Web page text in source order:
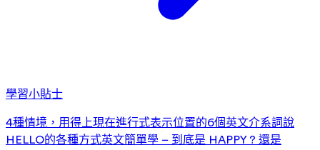
學習小貼士
4種情境，用得上現在進行式表示位置的6個英文介系詞說
HELLO的各種方式英文簡單學 – 到底是 HAPPY ? 還是